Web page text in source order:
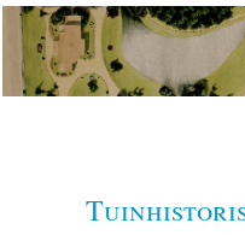
Spring
naar
primaire